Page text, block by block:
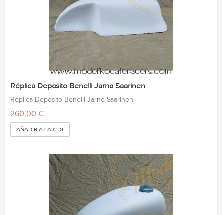
Réplica Deposito Benelli Jarno Saarinen
Réplica Deposito Benelli Jarno Saarinen
260,00 €
AÑADIR A LA CESTA